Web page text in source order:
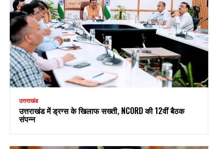
उत्तराखंड
उत्तराखंड में ड्रग्स के खिलाफ सख्ती, NCORD की 12वीं बैठक
संपन्न